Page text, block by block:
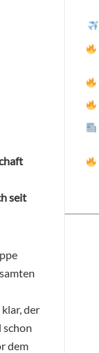
seit
der
schon
dem